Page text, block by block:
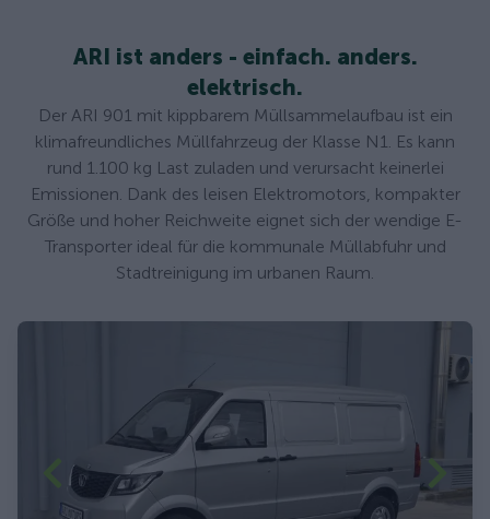
ARI ist anders - einfach. anders.
elektrisch.
Der ARI 901 mit kippbarem Müllsammelaufbau ist ein
klimafreundliches Müllfahrzeug der Klasse N1. Es kann
rund 1.100 kg Last zuladen und verursacht keinerlei
Emissionen. Dank des leisen Elektromotors, kompakter
Größe und hoher Reichweite eignet sich der wendige E-
Transporter ideal für die kommunale Müllabfuhr und
Stadtreinigung im urbanen Raum.